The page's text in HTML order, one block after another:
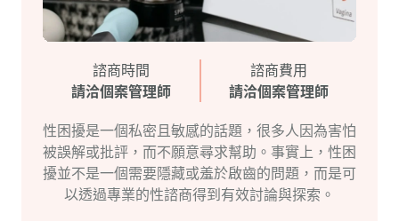
諮商時間
請洽個案管理師
諮商費用
請洽個案管理師
性困擾是一個私密且敏感的話題，很多人因為害怕
被誤解或批評，而不願意尋求幫助。事實上，性困
擾並不是一個需要隱藏或羞於啟齒的問題，而是可
以透過專業的性諮商得到有效討論與探索。